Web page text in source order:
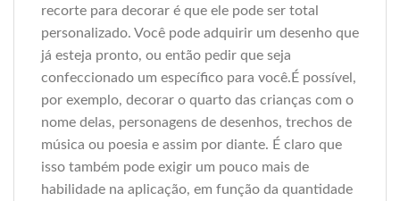
recorte para decorar é que ele pode ser total
personalizado. Você pode adquirir um desenho que
já esteja pronto, ou então pedir que seja
confeccionado um específico para você.É possível,
por exemplo, decorar o quarto das crianças com o
nome delas, personagens de desenhos, trechos de
música ou poesia e assim por diante. É claro que
isso também pode exigir um pouco mais de
habilidade na aplicação, em função da quantidade